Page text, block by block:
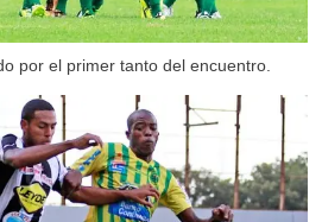
por el primer tanto del encuentro.